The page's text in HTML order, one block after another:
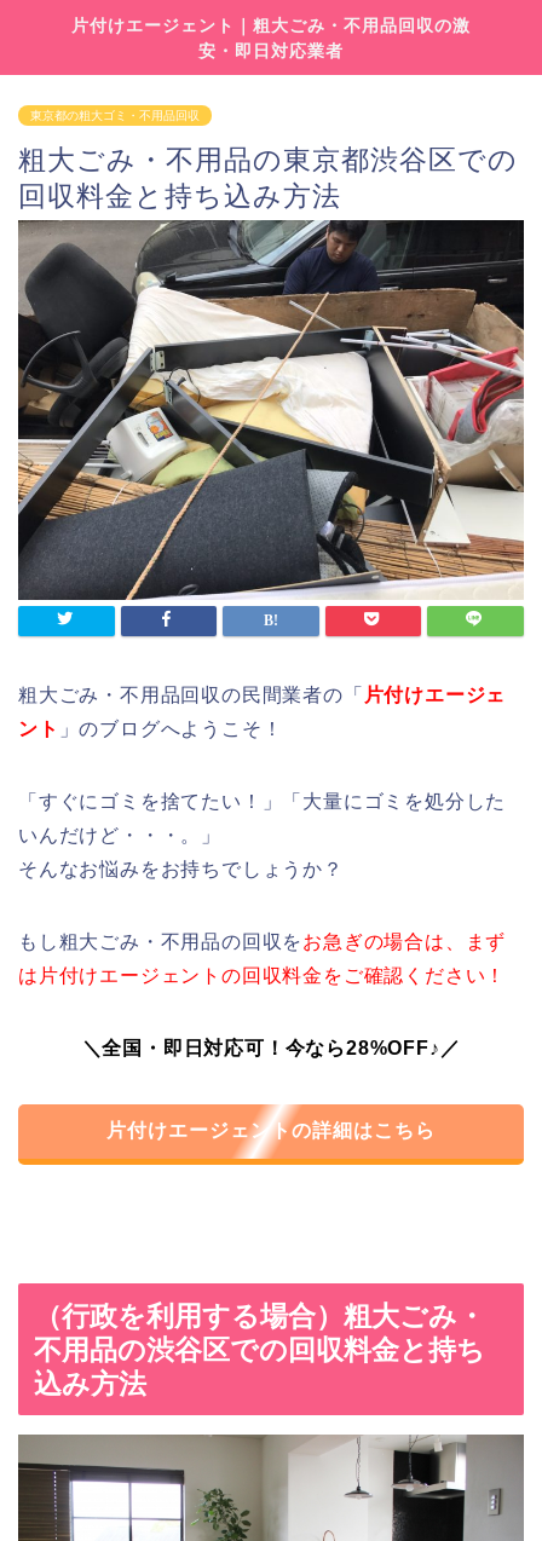
片付けエージェント｜粗大ごみ・不用品回収の激
安・即日対応業者
東京都の粗大ゴミ・不用品回収
粗大ごみ・不用品の東京都渋谷区での
回収料金と持ち込み方法
粗大ごみ・不用品回収の民間業者の「 片付けエージェ
ント 」のブログへようこそ！
「すぐにゴミを捨てたい！」「大量にゴミを処分した
いんだけど・・・。」
そんなお悩みをお持ちでしょうか？
もし粗大ごみ・不用品の回収をお急ぎの場合は、まず
は片付けエージェントの回収料金をご確認ください！
＼全国・即日対応可！今なら28%OFF♪／
片付けエージェントの詳細はこちら
（行政を利用する場合）粗大ごみ・
不用品の渋谷区での回収料金と持ち
込み方法